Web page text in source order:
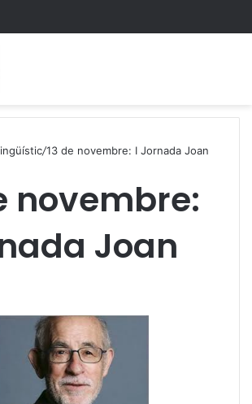
/13 de novembre: I Jornada Joan
novembre:
Joan